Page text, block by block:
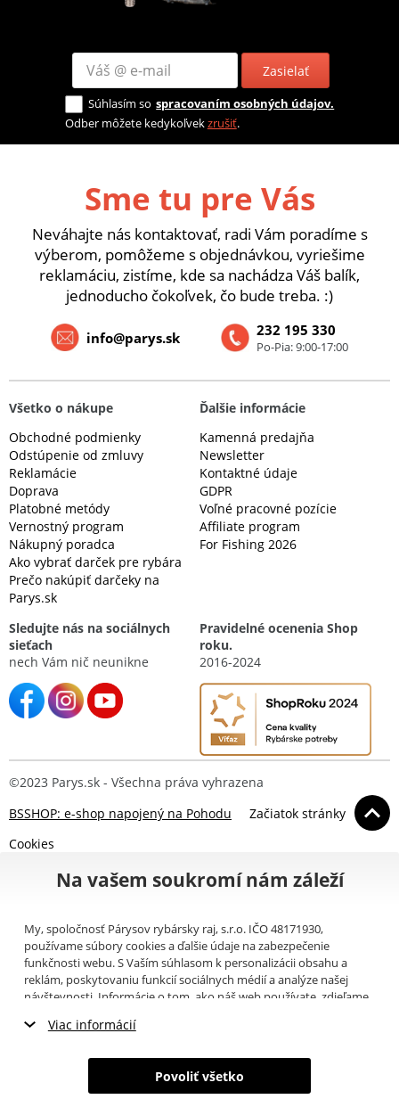
Zasielať
Súhlasím so spracovaním osobných údajov.
Odber môžete kedykoľvekzrušiť.
Sme tu pre Vás
Neváhajte nás kontaktovať, radi Vám poradíme s
výberom, pomôžeme s objednávkou, vyriešime
reklamáciu, zistíme, kde sa nachádza Váš balík,
jednoducho čokoľvek, čo bude treba. :)
232 195 330
Po-Pia: 9:00-17:00
info@parys.sk
Všetko o nákupe
Obchodné podmienky
Odstúpenie od zmluvy
Reklamácie
Doprava
Platobné metódy
Vernostný program
Nákupný poradca
Ako vybrať darček pre rybára
Prečo nakúpiť darčeky na
Parys.sk
Ďalšie informácie
Kamenná predajňa
Newsletter
Kontaktné údaje
GDPR
Voľné pracovné pozície
Affiliate program
For Fishing 2026
Sledujte nás na sociálnych
sieťach
nech Vám nič neunikne
Pravidelné ocenenia Shop
roku.
2016-2024
©2023 Parys.sk - Všechna práva vyhrazena
BSSHOP: e-shop napojený na Pohodu
Začiatok stránky
Cookies
Na vašem soukromí nám záleží
My, spoločnosť Párysov rybársky raj, s.r.o. IČO 48171930,
používame súbory cookies a ďalšie údaje na zabezpečenie
funkčnosti webu. S Vaším súhlasom k personalizácii obsahu a
reklám, poskytovaniu funkcií sociálnych médií a analýze našej
návštevnosti. Informácie o tom, ako náš web používate, zdieľame
(napríklad Google).Tu
informáciami, ktoré ste im poskytli alebo ktoré získali v dôsledku
toho, že používate ich služby. Tieto údaje zahŕňajú cookies, dáta z
Viac informácií
Nevyhnutné cookies
Marketingové cookies
Povoliť všetko